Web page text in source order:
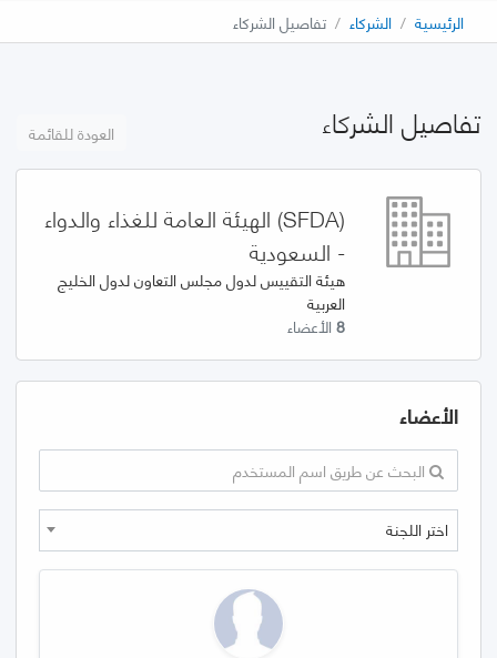
الرئيسية الشركاء تفاصيل الشركاء
تفاصيل الشركاء العودة للقائمة
(SFDA) الهيئة العامة للغذاء والدواء
- السعودية
هيئة التقييس لدول مجلس التعاون لدول الخليج
العربية
8 الأعضاء
الأعضاء
اختر اللجنة